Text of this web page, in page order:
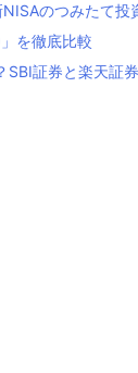
NISAのつみたて
を徹底比較
SBI証券と楽天証